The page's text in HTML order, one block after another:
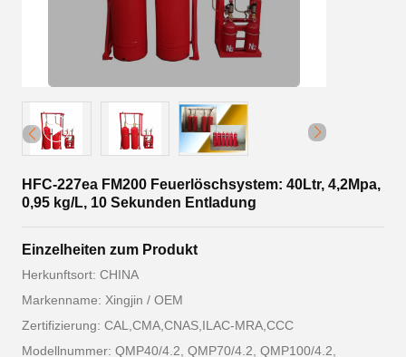
HFC-227ea FM200 Feuerlöschsystem: 40Ltr, 4,2Mpa,
0,95 kg/L, 10 Sekunden Entladung
Einzelheiten zum Produkt
Herkunftsort: CHINA
Markenname: Xingjin / OEM
Zertifizierung: CAL,CMA,CNAS,ILAC-MRA,CCC
Modellnummer: QMP40/4.2, QMP70/4.2, QMP100/4.2,